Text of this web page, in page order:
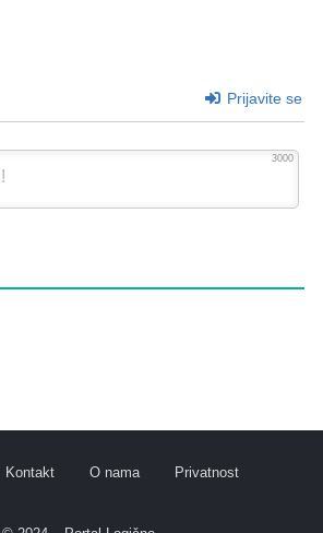
Prijavite se
3000
Kontakt O nama Privatnost